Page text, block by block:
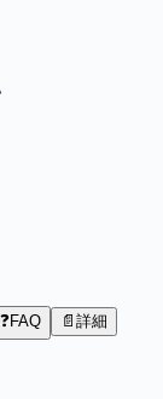
❓FAQ 📄 詳細